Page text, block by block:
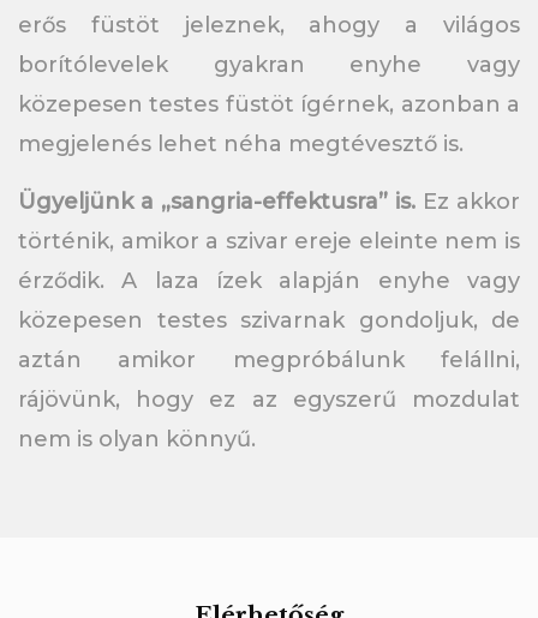
erős füstöt jeleznek, ahogy a világos
borítólevelek gyakran enyhe vagy
közepesen testes füstöt ígérnek, azonban a
megjelenés lehet néha megtévesztő is.
Ügyeljünk a „sangria-effektusra” is. Ez akkor
történik, amikor a szivar ereje eleinte nem is
érződik. A laza ízek alapján enyhe vagy
közepesen testes szivarnak gondoljuk, de
aztán amikor megpróbálunk felállni,
rájövünk, hogy ez az egyszerű mozdulat
nem is olyan könnyű.